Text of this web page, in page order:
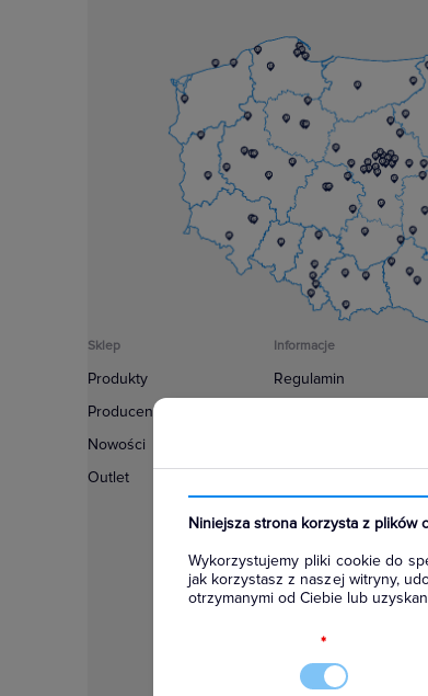
Niniejsza strona korzysta z plików
Wykorzystujemy pliki cookie do
jak korzystasz z naszej witryny,
otrzymanymi od Ciebie lub
*
Sklep
Produkty
Producenci
Nowości
Outlet
Informacje
Regulamin
Konfiguratory
Najczęściej